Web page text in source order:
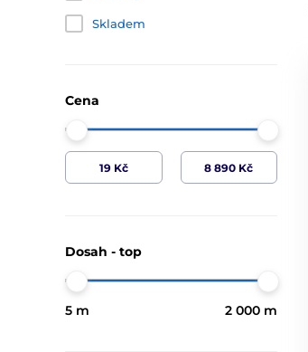
Skladem
Cena
Dosah - top
5 m 2 000 m